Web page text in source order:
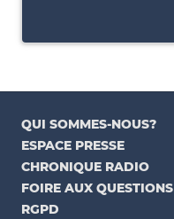
QUI SOMMES-NOUS?
ESPACE PRESSE
CHRONIQUE RADIO
FOIRE AUX QUESTIONS
RGPD